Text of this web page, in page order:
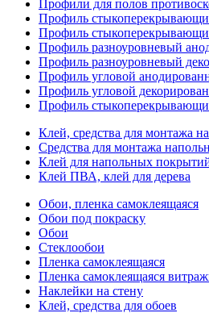
Профили для полов
Профиль
Профиль
Профиль разноуровневый
Профиль разноуровневый
Профиль угловой
Профиль угловой
Профиль
Клей, средства для монтажа
Средства для монтажа
Клей для напольных
Клей ПВА, клей для дерева
Обои, пленка самоклеящаяся
Обои под покраску
Обои
Стеклообои
Пленка самоклеящаяся
Пленка самоклеящаяся
Наклейки на стену
Клей, средства для обоев